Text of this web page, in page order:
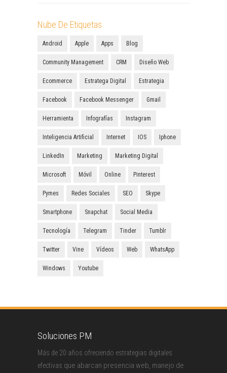
Nube De Etiquetas
Android Apple Apps Blog
Community Management CRM Diseño Web
Ecommerce Estratega Digital Estrategia
Facebook Facebook Messenger Gmail
Herramienta Infografías Instagram
Inteligencia Artificial Internet IOS Iphone
LinkedIn Marketing Marketing Digital
Microsoft Móvil Online Pinterest
Pymes Redes Sociales SEO Skype
Smartphone Snapchat Social Media
Tecnología Telegram Tinder Tumblr
Twitter Vine Vídeos Web WhatsApp
Windows Youtube
Soluciones PM
Más de 20 años ofreciendo estrategias digitales
efectivas que abarcan presencia web, manejo de